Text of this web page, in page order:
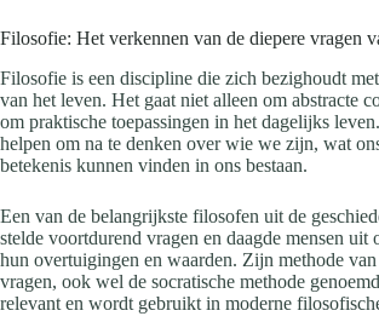
Filosofie: Het verkennen van de diepere vragen
Filosofie is een discipline die zich bezighoudt
van het leven. Het gaat niet alleen om abstracte
om praktische toepassingen in het dagelijks
helpen om na te denken over wie we zijn, wat
betekenis kunnen vinden in ons bestaan.
Een van de belangrijkste filosofen uit de
stelde voortdurend vragen en daagde mensen uit
hun overtuigingen en waarden. Zijn methode
vragen, ook wel de socratische methode
relevant en wordt gebruikt in moderne